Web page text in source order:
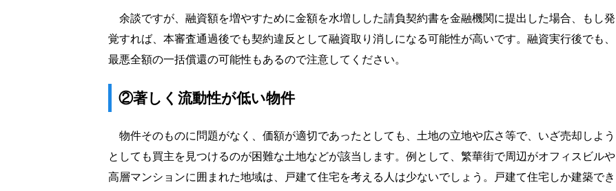
余談ですが、融資額を増やすために金額を水増しした請負契約書を金融機関に提出した場合、もし発
覚すれば、本審査通過後でも契約違反として融資取り消しになる可能性が高いです。融資実行後でも、
最悪全額の一括償還の可能性もあるので注意してください。
②著しく流動性が低い物件
物件そのものに問題がなく、価額が適切であったとしても、土地の立地や広さ等で、いざ売却しよう
としても買主を見つけるのが困難な土地などが該当します。例として、繁華街で周辺がオフィスビルや
高層マンションに囲まれた地域は、戸建て住宅を考える人は少ないでしょう。戸建て住宅しか建築でき